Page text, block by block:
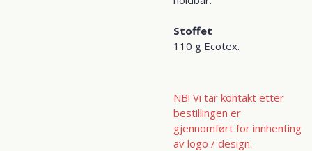
Stoffet
110 g Ecotex.
NB! Vi tar kontakt etter
bestillingen er
gjennomført for innhenting
av logo / design.